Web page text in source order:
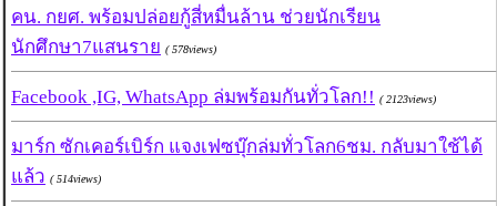
คน. กยศ. พร้อมปล่อยกู้สี่หมื่นล้าน ช่วยนักเรียน
นักศึกษา7แสนราย ( 578views)
Facebook ,IG, WhatsApp ล่มพร้อมกันทั่วโลก!! ( 2123views)
มาร์ก ซักเคอร์เบิร์ก แจงเฟซบุ๊กล่มทั่วโลก6ชม. กลับมาใช้ได้
แล้ว ( 514views)